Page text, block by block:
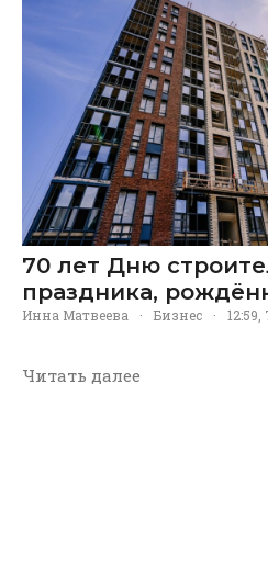
70 лет Дню
праздника,
Инна Матвеева · Бизнес · 12:59,
Читать далее